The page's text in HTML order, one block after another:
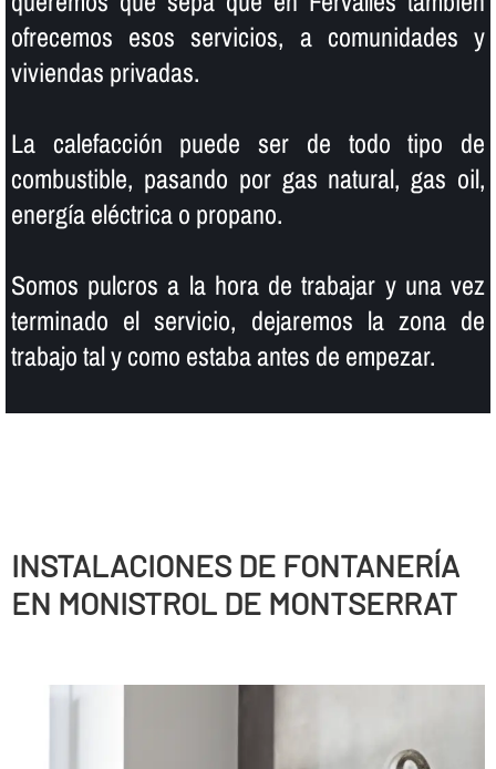
ofrecemos esos servicios, a comunidades y
viviendas privadas.
La calefacción puede ser de todo tipo de
combustible, pasando por gas natural, gas oil,
energí­a eléctrica o propano.
Somos pulcros a la hora de trabajar y una vez
terminado el servicio, dejaremos la zona de
trabajo tal y como estaba antes de empezar.
INSTALACIONES DE FONTANERÍ­A
EN MONISTROL DE MONTSERRAT